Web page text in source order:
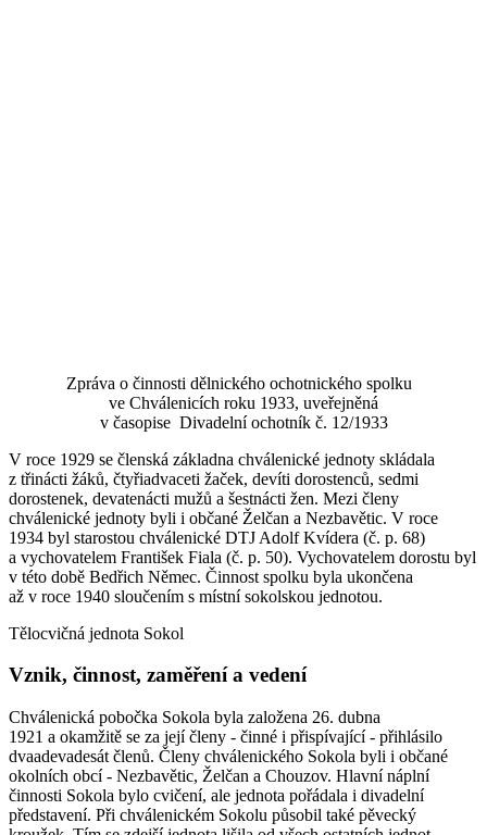
Zpráva o činnosti dělnického ochotnického spolku
ve Chválenicích roku 1933, uveřejněná
v časopise Divadelní ochotník č. 12/1933
V roce 1929 se členská základna chválenické jednoty skládala
z třinácti žáků, čtyřiadvaceti žaček, devíti dorostenců, sedmi
dorostenek, devatenácti mužů a šestnácti žen. Mezi členy
chválenické jednoty byli i občané Želčan a Nezbavětic. V roce
1934 byl starostou chválenické DTJ Adolf Kvídera (č. p. 68)
a vychovatelem František Fiala (č. p. 50). Vychovatelem dorostu byl
v této době Bedřich Němec. Činnost spolku byla ukončena
až v roce 1940 sloučením s místní sokolskou jednotou.
Tělocvičná jednota Sokol
Vznik, činnost, zaměření a vedení
Chválenická pobočka Sokola byla založena 26. dubna
1921 a okamžitě se za její členy - činné i přispívající - přihlásilo
dvaadevadesát členů. Členy chválenického Sokola byli i občané
okolních obcí - Nezbavětic, Želčan a Chouzov. Hlavní náplní
činnosti Sokola bylo cvičení, ale jednota pořádala i divadelní
představení. Při chválenickém Sokolu působil také pěvecký